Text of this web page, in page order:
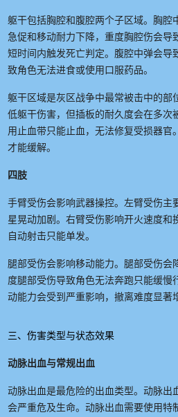
躯干包括胸腔和腹腔两个子区域。胸腔
急促和移动耐力下降，重度胸腔伤会导
短时间内触发死亡判定。腹腔中弹会导
致角色无法进食或使用口服药品。
躯干区域是灰区战争中最常被击中的部
低躯干伤害，但插板的耐久度会在多次
用止血带只能止血，无法修复受损器官
才能缓解。
四肢
手臂受伤会影响武器操控。左臂受伤主
星晃动加剧。右臂受伤影响开火速度和
自动射击只能单发。
腿部受伤会影响移动能力。腿部受伤会
度腿部受伤导致角色无法奔跑只能缓慢
动能力会受到严重影响，撤离难度显著
三、伤害类型与状态效果
动脉出血与常规出血
动脉出血是最危险的出血类型。动脉出
会严重危及生命。动脉出血需要使用特